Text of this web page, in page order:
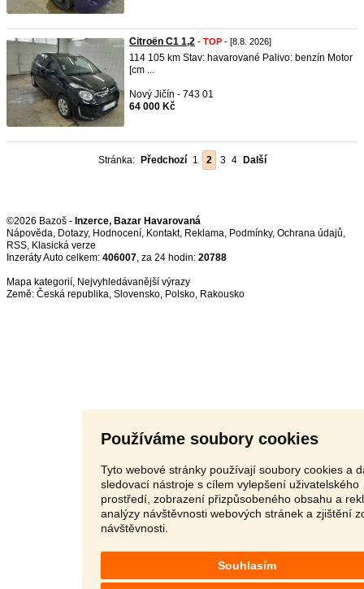
Používáme soubory cookies
Tyto webové stránky používají soubory cookies a
sledovací nástroje s cílem vylepšení uživatelského
prostředí, zobrazení přizpůsobeného obsahu a
analýzy návštěvnosti webových stránek a zjištění
návštěvnosti.
Souhlasím
Citroën C1 1,2 - TOP - [8.8. 2026]
114 105 km Stav: havarované Palivo: benzín Motor
[cm ...
Nový Jičín - 743 01
64 000 Kč
Stránka: Předchozí 1 2 3 4 Další
©2026 Bazoš - Inzerce, Bazar Havarovaná
Nápověda, Dotazy, Hodnocení, Kontakt, Reklama, Podmínky, Ochrana údajů,
RSS,
Inzeráty Auto celkem: 406007, za 24 hodin: 20788
Mapa kategorií, Nejvyhledávanější výrazy
Země: Česká republika, Slovensko, Polsko, Rakousko